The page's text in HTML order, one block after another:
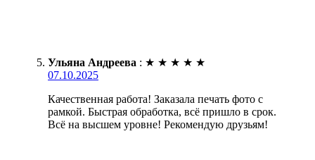
Ульяна Андреева : ★ ★ ★ ★ ★
07.10.2025
Качественная работа! Заказала печать фото с
рамкой. Быстрая обработка, всё пришло в срок.
Всё на высшем уровне! Рекомендую друзьям!